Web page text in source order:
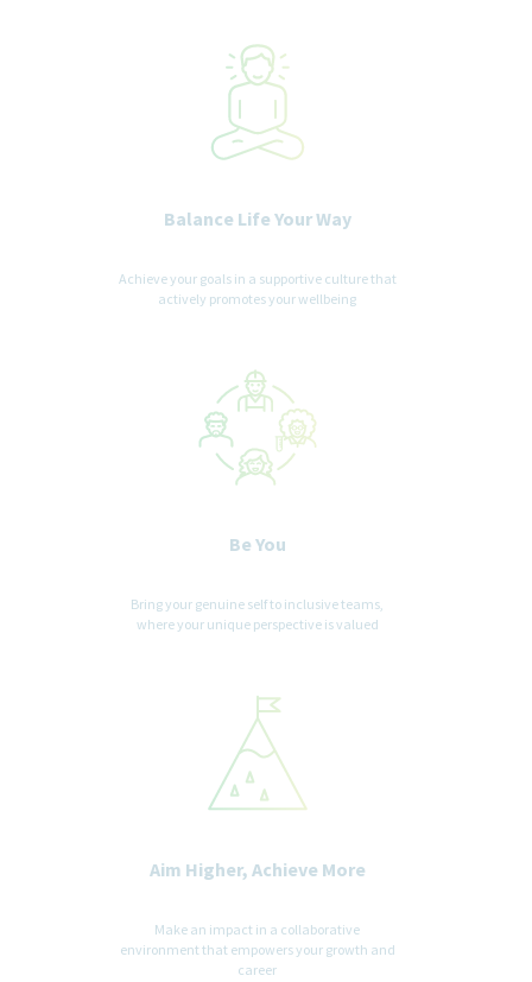
Balance Life Your Way
Achieve your goals in a supportive culture that
actively promotes your wellbeing
Be You
Bring your genuine self to inclusive teams,
where your unique perspective is valued
Aim Higher, Achieve More
Make an impact in a collaborative
environment that empowers your growth and
career